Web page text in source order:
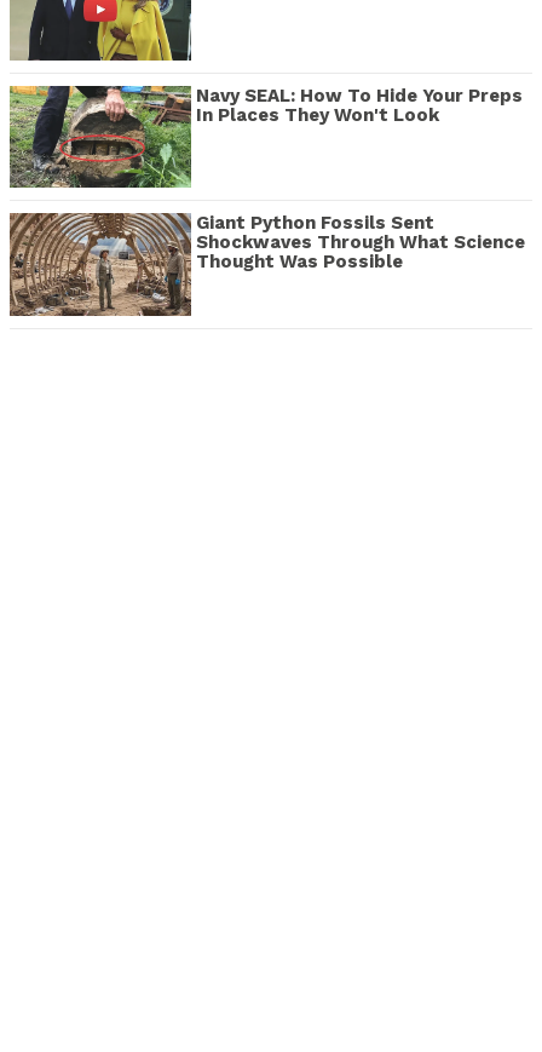
Navy SEAL: How To Hide Your Preps
In Places They Won't Look
Giant Python Fossils Sent
Shockwaves Through What Science
Thought Was Possible